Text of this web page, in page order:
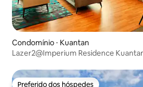
Condomínio ⋅ Kuantan
Lazer2@Imperium Residence
Preferido dos hóspedes